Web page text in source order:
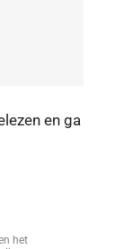
en ga
het